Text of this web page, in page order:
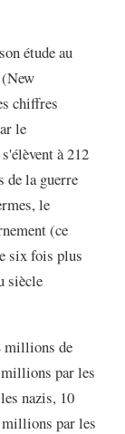
étude au
(New
chiffres
le
à 212
de la guerre
le
(ce
six fois plus
siècle
millions de
par les
nazis, 10
par les